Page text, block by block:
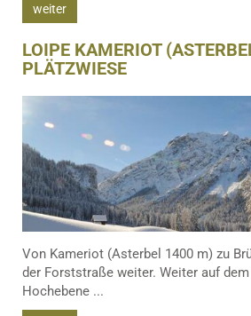
weiter
LOIPE KAMERIOT
PLÄTZWIESE
Von Kameriot (Asterbel 1400 m) zu
der Forststraße weiter. Weiter auf
Hochebene ...